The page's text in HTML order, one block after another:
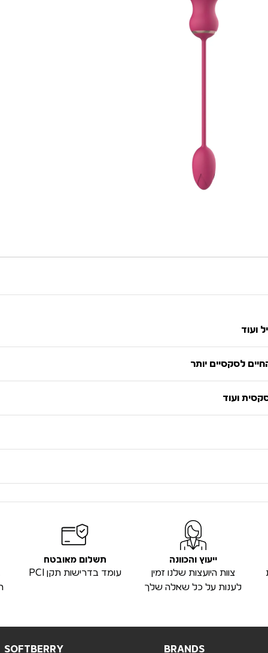
ועוד
לסקסיים יותר
ועוד
ייעוץ והכוונה
צוות היועצות שלנו זמין
לענות על כל שאלה שלך
תשלום מאובטח
עומד בדרישות תקן PCI
BRANDS
SOFTBERRY